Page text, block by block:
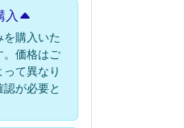
入
購入いた
。価格はご
て異なり
が必要と